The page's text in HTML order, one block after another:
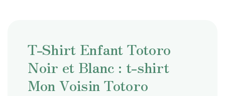
T-Shirt Enfant Totoro
Noir et Blanc : t-shirt
Mon Voisin Totoro